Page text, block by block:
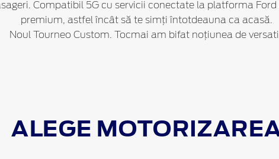
Compatibil 5G cu servicii conectate la platforma
premium, astfel încât să te simți întotdeauna ca acasă.
Noul Tourneo Custom. Tocmai am bifat noțiunea de
ALEGE